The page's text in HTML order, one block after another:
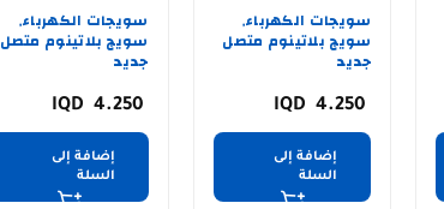
سويجات الكهرباء,
سويج بلاتينوم متصل
جديد
4.250
إضافة إلى
السلة
سويجات الكهرباء,
سويج بلاتينوم متصل
جديد
4.250
إضافة إلى
السلة